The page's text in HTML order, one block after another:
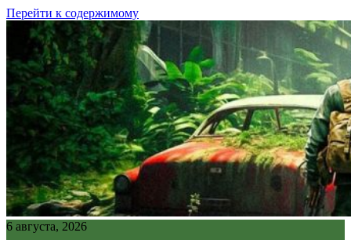
Перейти к содержимому
6 августа, 2026